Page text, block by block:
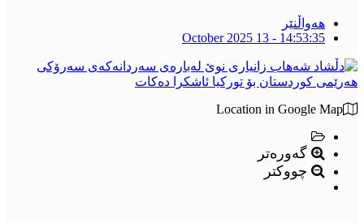
هەواڵنێر
October 2025 13 - 14:53:35
Location in Google Map
گەورەتر
چووکتر